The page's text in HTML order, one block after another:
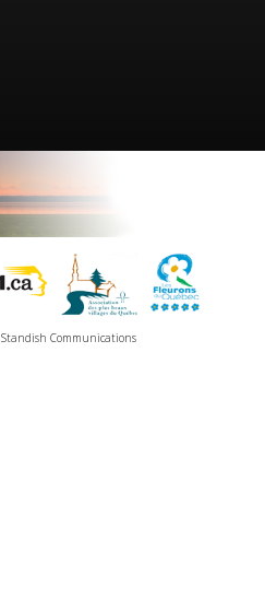
Standish Communications